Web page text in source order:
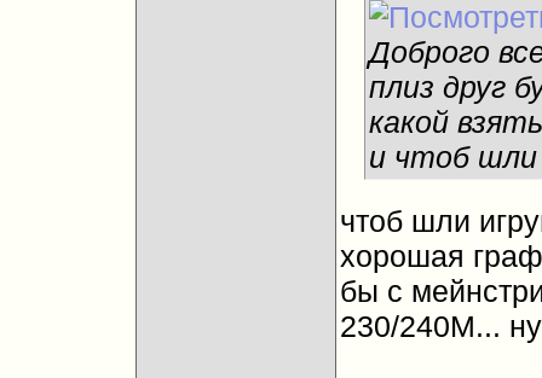
Доброго
плиз друг
какой
и чтоб шли
чтоб шли
хорошая
бы с
230/240М...